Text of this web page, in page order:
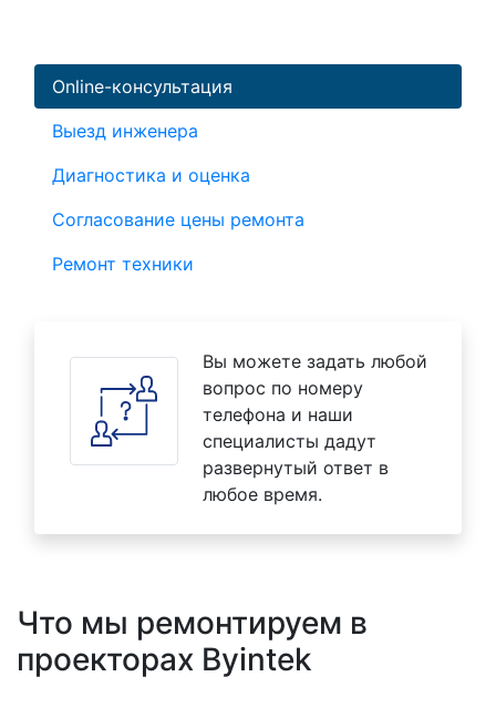
Online-консультация
Выезд инженера
Диагностика и оценка
Согласование цены ремонта
Ремонт техники
Вы можете задать любой
вопрос по номеру
телефона и наши
специалисты дадут
развернутый ответ в
любое время.
Что мы ремонтируем в
проекторах Byintek